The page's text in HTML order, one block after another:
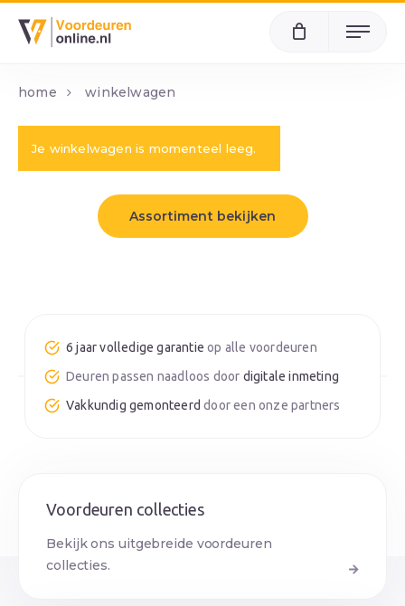
Menu
home winkelwagen
Je winkelwagen is momenteel leeg.
Assortiment bekijken
6 jaar volledige garantieop alle voordeuren
Deuren passen naadloos door digitale inmeting
Vakkundig gemonteerd door een onze partners
Voordeuren collecties
Bekijk ons uitgebreide voordeuren
collecties.